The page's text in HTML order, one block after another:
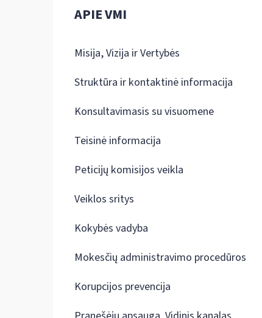
APIE VMI
Misija, Vizija ir Vertybės
Struktūra ir kontaktinė informacija
Konsultavimasis su visuomene
Teisinė informacija
Peticijų komisijos veikla
Veiklos sritys
Kokybės vadyba
Mokesčių administravimo procedūros
Korupcijos prevencija